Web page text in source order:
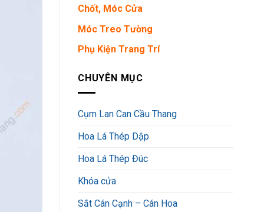
Chốt, Móc Cửa
Móc Treo Tường
Phụ Kiện Trang Trí
CHUYÊN MỤC
Cụm Lan Can Cầu Thang
Hoa Lá Thép Dập
Hoa Lá Thép Đúc
Khóa cửa
Sắt Cán Cạnh – Cán Hoa